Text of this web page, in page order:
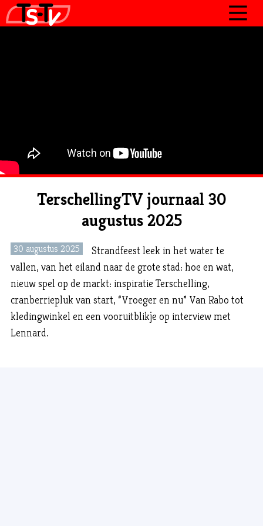
CONTACT
TerschellingTV journaal 30
augustus 2025
30 augustus 2025
Strandfeest leek in het water te
vallen, van het eiland naar de grote stad: hoe en wat,
nieuw spel op de markt: inspiratie Terschelling,
cranberriepluk van start, “Vroeger en nu” Van Rabo tot
kledingwinkel en een vooruitblikje op interview met
Lennard.